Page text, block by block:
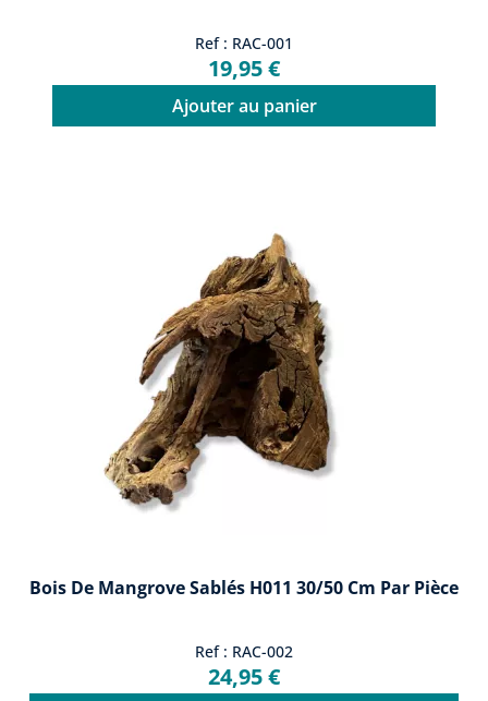
Ref : RAC-001
19,95 €
Ajouter au panier
Bois De Mangrove Sablés H011 30/50 Cm Par Pièce
Ref : RAC-002
24,95 €